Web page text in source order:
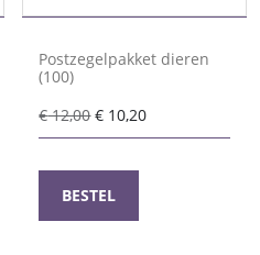
Postzegelpakket dieren
(100)
€12,00Oorspronkelijke
prijs
€ 12,00.
€ 10,20Huidige
prijs
BESTEL